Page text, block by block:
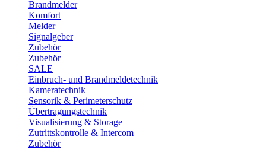
Brandmelder
Komfort
Melder
Signalgeber
Zubehör
Zubehör
SALE
Einbruch- und Brandmeldetechnik
Kameratechnik
Sensorik & Perimeterschutz
Übertragungstechnik
Visualisierung & Storage
Zutrittskontrolle & Intercom
Zubehör